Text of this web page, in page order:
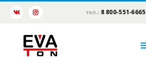
тел.: 8 800-551-6665